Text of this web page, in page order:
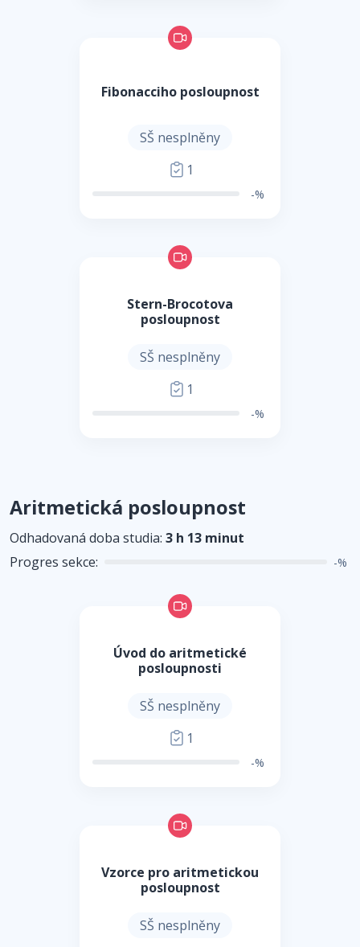
Fibonacciho posloupnost
SŠ nesplněny
1
-%
Stern-Brocotova
posloupnost
SŠ nesplněny
1
-%
Aritmetická posloupnost
Odhadovaná doba studia: 3 h 13 minut
Progres sekce:
-%
Úvod do aritmetické
posloupnosti
SŠ nesplněny
1
-%
Vzorce pro aritmetickou
posloupnost
SŠ nesplněny